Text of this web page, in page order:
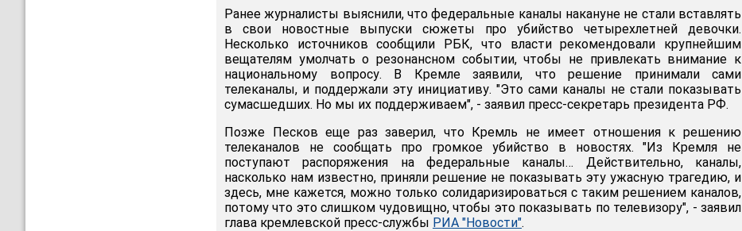
Ранее журналисты выяснили, что федеральные каналы накануне не стали вставлять
в свои новостные выпуски сюжеты про убийство четырехлетней девочки.
Несколько источников сообщили РБК, что власти рекомендовали крупнейшим
вещателям умолчать о резонансном событии, чтобы не привлекать внимание к
национальному вопросу. В Кремле заявили, что решение принимали сами
телеканалы, и поддержали эту инициативу. "Это сами каналы не стали показывать
сумасшедших. Но мы их поддерживаем", - заявил пресс-секретарь президента РФ.
Позже Песков еще раз заверил, что Кремль не имеет отношения к решению
телеканалов не сообщать про громкое убийство в новостях. "Из Кремля не
поступают распоряжения на федеральные каналы… Действительно, каналы,
насколько нам известно, приняли решение не показывать эту ужасную трагедию, и
здесь, мне кажется, можно только солидаризироваться с таким решением каналов,
потому что это слишком чудовищно, чтобы это показывать по телевизору", - заявил
глава кремлевской пресс-службы РИА "Новости".